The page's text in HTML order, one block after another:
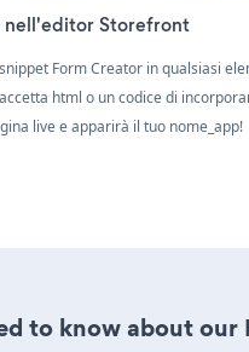
nell'editor Storefront
Form Creator in qualsiasi
html o un codice di
live e apparirà il tuo nome_app!
to know about our